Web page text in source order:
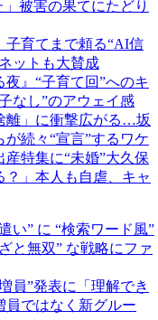
被害の果てにたどり
育てまで頼る“AI信
ットも大賛成
』“子育て回”へのキ
なし”のアウェイ感
離」に衝撃広がる…坂
が続々“宣言”するワケ
産特集に“未婚”大久保
」本人も自虐、キャ
い” に “検索ワード風”
と無双” な戦略にファ
員”発表に「理解でき
ではなく新グルー